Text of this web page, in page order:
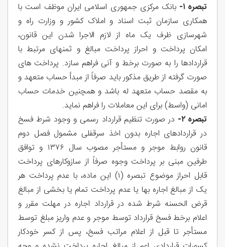
تبصره ۱-
بانک مرکزی جمهوری اسلامی ایران موظف است با
همکاری سازمان ثبت اسناد و املاک کشور و وزارت راه و
شهرسازی ظرف یک ماه از لازم الاجرا شدن این قانون،
امکان پرداخت و احراز پرداخت مبالغ و ثمنهای مرتبط با
قراردادها را به صورت برخط و آنی فراهم سازد. پرداخت های
صورت گرفته از طریق مذکور باید صرفاً از مبدأ حساب متعهد و
به مقصد حساب متعهد له باشد و همچنین خدمات حساب
امانی (واسط) برای این معاملات را فراهم نماید.
تبصره ۲-
در صورت تنظیم قرارداد رسمی و وجود شرط فسخ
در قراردادهای اجاره بدون اخذ سرقفلی مشمول فصل دوم
قانون روابط موجر و مستأجر مصوب سال ۱۳۷۶ و توافق
طرفین مبنی بر پرداخت وجوه صرفاً از سازوکارهای پرداخت
قابل احراز موضوع تبصره (۱) این ماده، با عدم پرداخت هر
یک از مبالغ اجاره بها یا عدم پرداخت تمام یا بخشی از مبالغ
قرض الحسنه شرط شده در قرارداد اجاره در مهلت مقرر و
اعلام برخط فسخ قرارداد توسط موجر و عدم واریز مبلغ توسط
مستأجر تا قبل از اعلام مراتب فسخ، پس از کسر خودکار